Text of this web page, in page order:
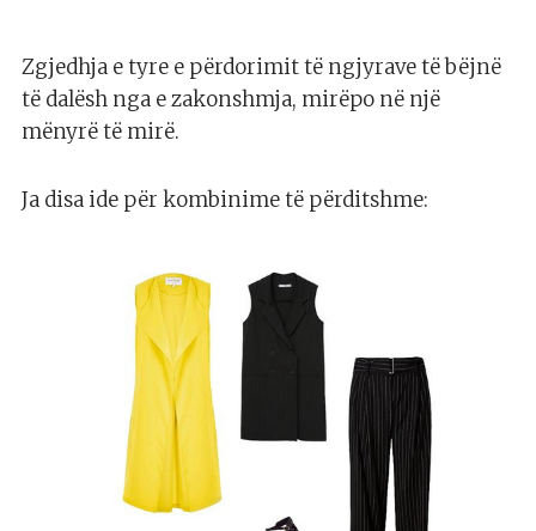
Zgjedhja e tyre e përdorimit të ngjyrave të bëjnë
të dalësh nga e zakonshmja, mirëpo në një
mënyrë të mirë.
Ja disa ide për kombinime të përditshme: